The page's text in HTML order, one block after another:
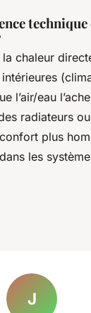
technique
chaleur
l’air/eau
radiateurs
plus
les
J